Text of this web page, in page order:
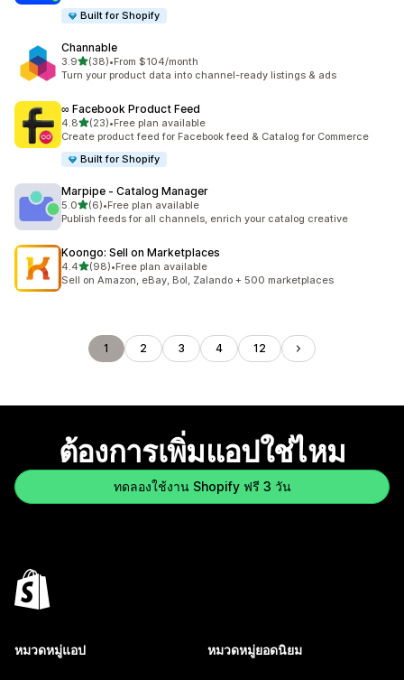
Built for Shopify
Channable
3.9เต็ม 5 ดาว
(38)
ทั้งหมด 38 รีวิว
•From $104/month
Turn your product data into channel-ready listings & ads
∞ Facebook Product Feed
4.8เต็ม 5 ดาว
(23)
ทั้งหมด 23 รีวิว
•Free plan available
Create product feed for Facebook feed & Catalog for Commerce
Built for Shopify
Marpipe ‑ Catalog Manager
5.0เต็ม 5 ดาว
(6)
ทั้งหมด 6 รีวิว
•Free plan available
Publish feeds for all channels, enrich your catalog creative
Koongo: Sell on Marketplaces
4.4เต็ม 5 ดาว
(98)
ทั้งหมด 98 รีวิว
•Free plan available
Sell on Amazon, eBay, Bol, Zalando + 500 marketplaces
1 2 3 4 12
ต้องการเพิ่มแอปใช่ไหม
ทดลองใช้งาน Shopify ฟรี 3 วัน
หมวดหมู่แอป หมวดหมู่ยอดนิยม